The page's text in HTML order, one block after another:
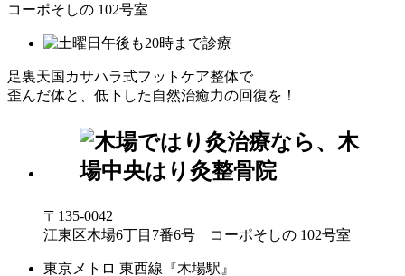
コーポそしの 102号室
足裏天国カサハラ式フットケア整体で
歪んだ体と、低下した自然治癒力の回復を！
〒135-0042
江東区木場6丁目7番6号 コーポそしの 102号室
東京メトロ 東西線『木場駅』